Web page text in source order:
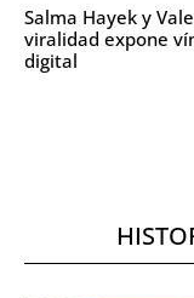
Salma Hayek y
viralidad expone
digital